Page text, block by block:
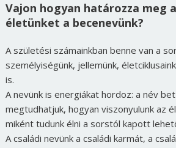
Vajon hogyan határozza meg
életünket a becenevünk?
A születési számainkban benne van a
személyiségünk, jellemünk,
is.
A nevünk is energiákat hordoz: a név
megtudhatjuk, hogyan viszonyulunk az
miként tudunk élni a sorstól kapott
A családi nevünk a családi karmát, a